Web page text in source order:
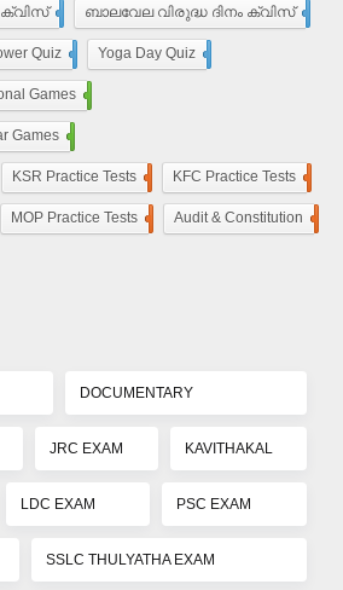
ക്വിസ് ബാലവേല വിരുദ്ധ ദിനം ക്വിസ്
Quiz Yoga Day Quiz
Games
Games
KSR Practice Tests KFC Practice Tests
MOP Practice Tests Audit & Constitution
DOCUMENTARY
JRC EXAM KAVITHAKAL
LDC EXAM PSC EXAM
SSLC THULYATHA EXAM